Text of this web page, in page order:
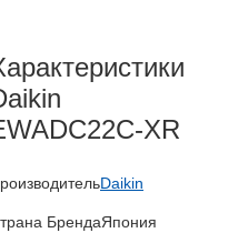
XR
Daikin
БрендаЯпония